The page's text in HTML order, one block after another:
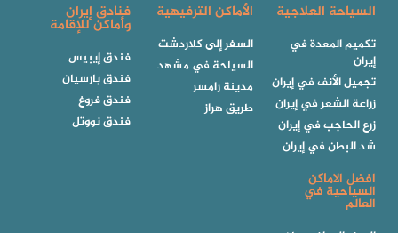
السياحة العلاجية
تكميم المعدة في
إيران
تجميل الأنف في إيران
زراعة الشعر في إيران
زرع الحاجب في إيران
شد البطن في إيران
الأماكن الترفيهية
السفر إلى كلاردشت
السياحة في مشهد
مدينة رامسر
طريق هراز
فنادق إيران
وأماكن للإقامة
فندق إيبيس
فندق بارسيان
فندق فروغ
فندق نووتل
افضل الاماكن
السياحية في
العالم